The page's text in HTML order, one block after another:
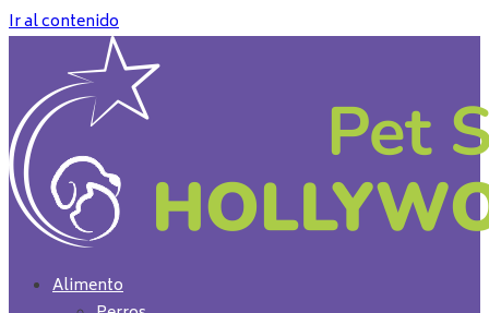
Ir al contenido
Alimento